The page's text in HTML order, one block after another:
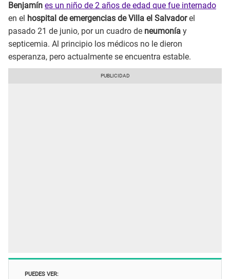
Benjamín es un niño de 2 años de edad que fue internado
en el hospital de emergencias de Villa el Salvadorel
pasado 21 de junio, por un cuadro de neumonía y
septicemia. Al principio los médicos no le dieron
esperanza, pero actualmente se encuentra estable.
PUEDES VER: